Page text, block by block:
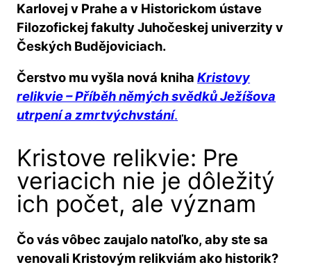
Karlovej v Prahe a v Historickom ústave
Filozofickej fakulty Juhočeskej univerzity v
Českých Budějoviciach.
Čerstvo mu vyšla nová knihaKristovy
relikvie – Příběh němých svědků Ježíšova
utrpení a zmrtvýchvstání.
Kristove relikvie: Pre
veriacich nie je dôležitý
ich počet, ale význam
Čo vás vôbec zaujalo natoľko, aby ste sa
venovali Kristovým relikviámako historik?